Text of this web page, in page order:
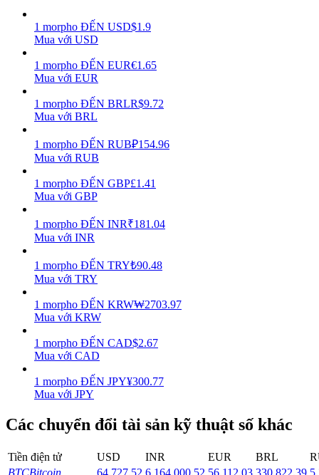
Chiến lược giao dịch
Học cách duy trì lợi nhuận
Làm cho tài sản của bạn tăng giá trị đều đặn
1 morpho ĐẾN USD$1.9
Mua với USD
1 morpho ĐẾN EUR€1.65
Mua với EUR
1 morpho ĐẾN BRLR$9.72
Mua với BRL
1 morpho ĐẾN RUB₽154.96
Mua với RUB
1 morpho ĐẾN GBP£1.41
Mua với GBP
1 morpho ĐẾN INR₹181.04
Mua với INR
1 morpho ĐẾN TRY₺90.48
Mua với TRY
1 morpho ĐẾN KRW₩2703.97
Mua với KRW
1 morpho ĐẾN CAD$2.67
Mua với CAD
1 morpho ĐẾN JPY¥300.77
Mua với JPY
Các chuyển đổi tài sản kỹ thuật số khác
Tiền điện tử USD INR EUR BRL
BTCBitcoin 64,727.52 6,164,000.52 56,112.03 330,822.39